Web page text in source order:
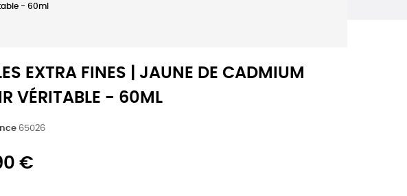
- 60ml
EXTRA FINES | JAUNE DE CADMIUM
VÉRITABLE - 60ML
65026
€